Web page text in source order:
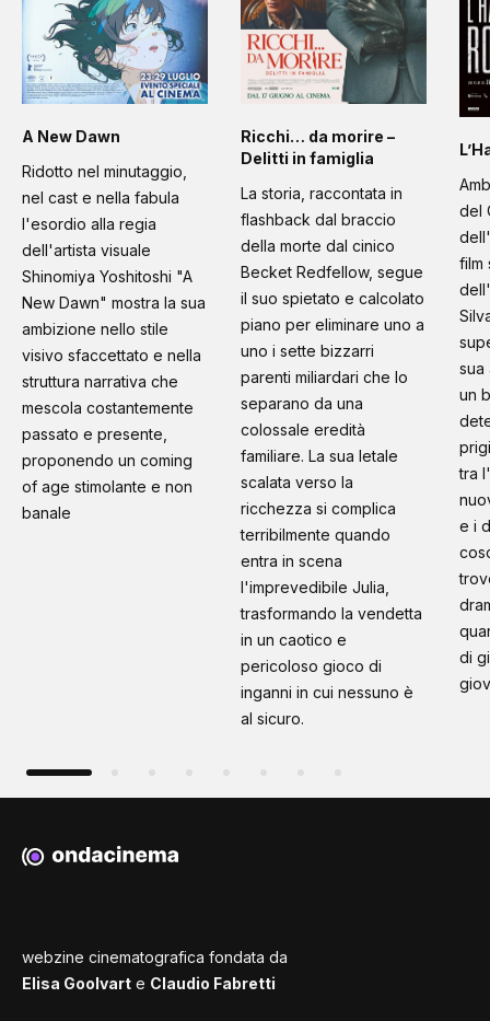
A New Dawn
Ridotto nel minutaggio,
nel cast e nella fabula
l'esordio alla regia
dell'artista visuale
Shinomiya Yoshitoshi "A
New Dawn" mostra la sua
ambizione nello stile
visivo sfaccettato e nella
struttura narrativa che
mescola costantemente
passato e presente,
proponendo un coming
of age stimolante e non
banale
Ricchi… da morire –
Delitti in famiglia
La storia, raccontata in
flashback dal braccio
della morte dal cinico
Becket Redfellow, segue
il suo spietato e calcolato
piano per eliminare uno a
uno i sette bizzarri
parenti miliardari che lo
separano da una
colossale eredità
familiare. La sua letale
scalata verso la
ricchezza si complica
terribilmente quando
entra in scena
l'imprevedibile Julia,
trasformando la vendetta
in un caotico e
pericoloso gioco di
inganni in cui nessuno è
al sicuro.
del
film
sua
un
tra
e i
di
webzine cinematografica fondata da
Elisa Goolvart e Claudio Fabretti